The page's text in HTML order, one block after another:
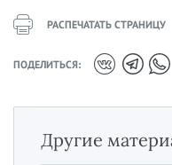
РАСПЕЧАТАТЬ СТРАНИЦУ
ПОДЕЛИТЬСЯ:
Другие